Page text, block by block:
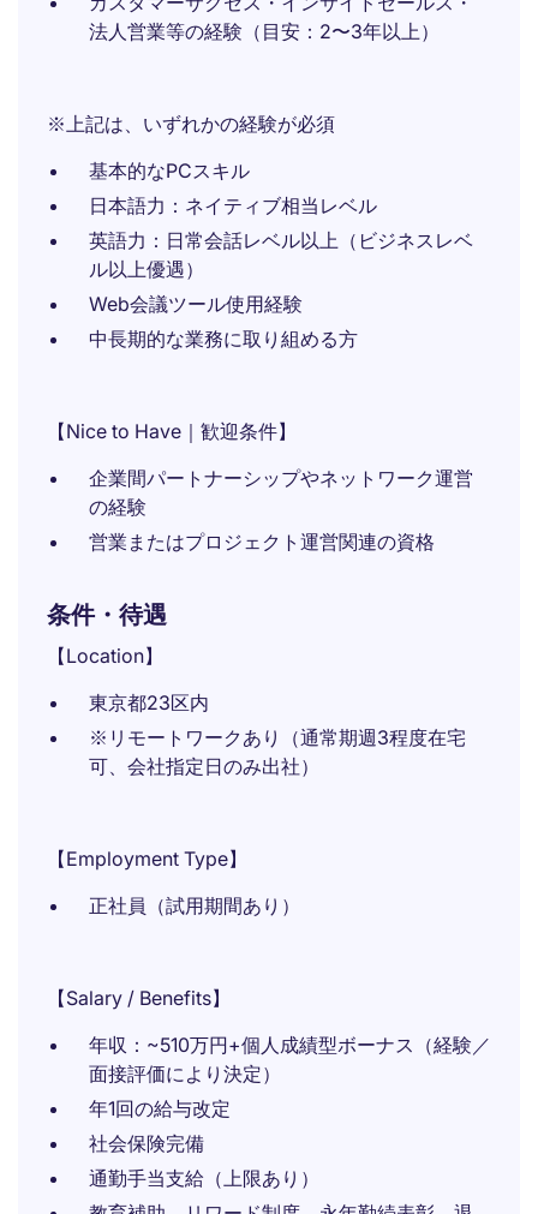
法人営業等の経験（目安：2〜3年以上）
※上記は、いずれかの経験が必須
基本的なPCスキル
日本語力：ネイティブ相当レベル
英語力：日常会話レベル以上（ビジネスレベ
ル以上優遇）
Web会議ツール使用経験
中長期的な業務に取り組める方
【Nice to Have｜歓迎条件】
企業間パートナーシップやネットワーク運営
の経験
営業またはプロジェクト運営関連の資格
条件・待遇
【Location】
東京都23区内
※リモートワークあり（通常期週3程度在宅
可、会社指定日のみ出社）
【Employment Type】
正社員（試用期間あり）
【Salary / Benefits】
年収：~510万円+個人成績型ボーナス（経験／
面接評価により決定）
年1回の給与改定
社会保険完備
通勤手当支給（上限あり）